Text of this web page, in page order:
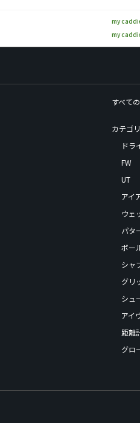
my
my
すべて
カテゴ
ドラ
FW
UT
アイ
ウェ
パタ
ボー
シャ
グリ
シュ
アイ
距離
グロ